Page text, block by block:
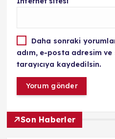
Daha sonraki
adım, e-posta adresim
tarayıcıya kaydedilsin.
Son Haberler